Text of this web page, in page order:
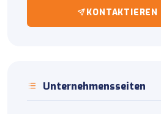
KONTAKTIEREN
Unternehmensseiten